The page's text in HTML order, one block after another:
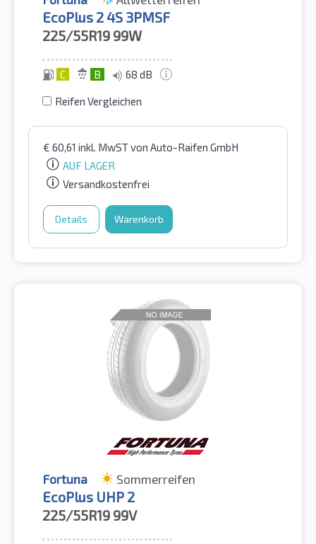
EcoPlus 2 4S 3PMSF
225/55R19 99W
C B 68 dB
Reifen Vergleichen
€ 60,61 inkl. MwSTvon Auto-Raifen GmbH
AUF LAGER
Versandkostenfrei
Details Warenkorb
Fortuna Sommerreifen
EcoPlus UHP 2
225/55R19 99V